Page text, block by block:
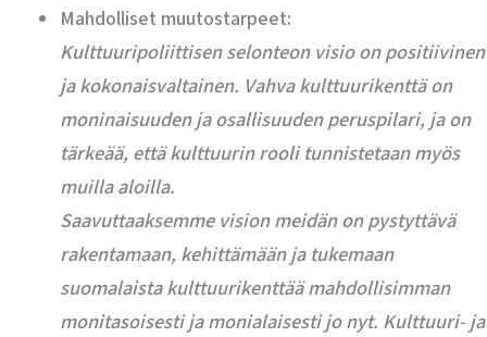
Mahdolliset muutostarpeet:
Kulttuuripoliittisen selonteon visio on positiivinen
ja kokonaisvaltainen. Vahva kulttuurikenttä on
moninaisuuden ja osallisuuden peruspilari, ja on
tärkeää, että kulttuurin rooli tunnistetaan myös
muilla aloilla.
Saavuttaaksemme vision meidän on pystyttävä
rakentamaan, kehittämään ja tukemaan
suomalaista kulttuurikenttää mahdollisimman
monitasoisesti ja monialaisesti jo nyt. Kulttuuri- ja